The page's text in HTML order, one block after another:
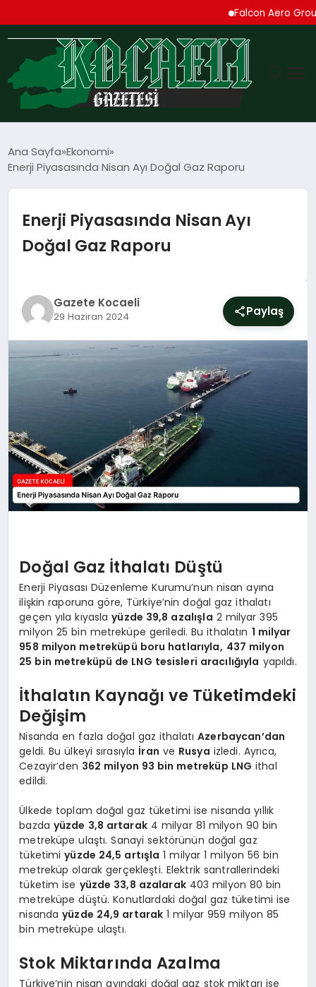
Falcon Aero Group,
TEKNOLOJI
EKONOMI
SPOR
SIYASET
YAŞAM
SAĞLIK
EĞITIM
Ana Sayfa Ekonomi
Enerji Piyasasında Nisan Ayı Doğal Gaz Raporu
Enerji Piyasasında Nisan Ayı
Doğal Gaz Raporu
Gazete Kocaeli
29 Haziran 2024 Paylaş
Doğal Gaz İthalatı Düştü
Enerji Piyasası Düzenleme Kurumu’nun nisan ayına
ilişkin raporuna göre, Türkiye’nin doğal gaz ithalatı
geçen yıla kıyaslayüzde 39,8 azalışla 2 milyar 395
milyon 25 bin metreküpe geriledi. Bu ithalatın 1 milyar
958 milyon metreküpü boru hatlarıyla, 437 milyon
25 bin metreküpü de LNG tesisleri aracılığıyla yapıldı.
İthalatın Kaynağı ve Tüketimdeki
Değişim
Nisanda en fazla doğal gaz ithalatıAzerbaycan’dan
geldi. Bu ülkeyi sırasıyla İran ve Rusya izledi. Ayrıca,
Cezayir’den 362 milyon 93 bin metreküp LNG ithal
edildi.
Ülkede toplam doğal gaz tüketimi ise nisanda yıllık
bazda yüzde 3,8 artarak4 milyar 81 milyon 90 bin
metreküpe ulaştı. Sanayi sektörünün doğal gaz
tüketimiyüzde 24,5 artışla 1 milyar 1 milyon 56 bin
metreküp olarak gerçekleşti. Elektrik santrallerindeki
tüketim ise yüzde 33,8 azalarak403 milyon 80 bin
metreküpe düştü. Konutlardaki doğal gaz tüketimi ise
nisandayüzde 24,9 artarak 1 milyar 959 milyon 85
bin metreküpe ulaştı.
Stok Miktarında Azalma
Türkiye’nin nisan ayındaki doğal gaz stok miktarı ise